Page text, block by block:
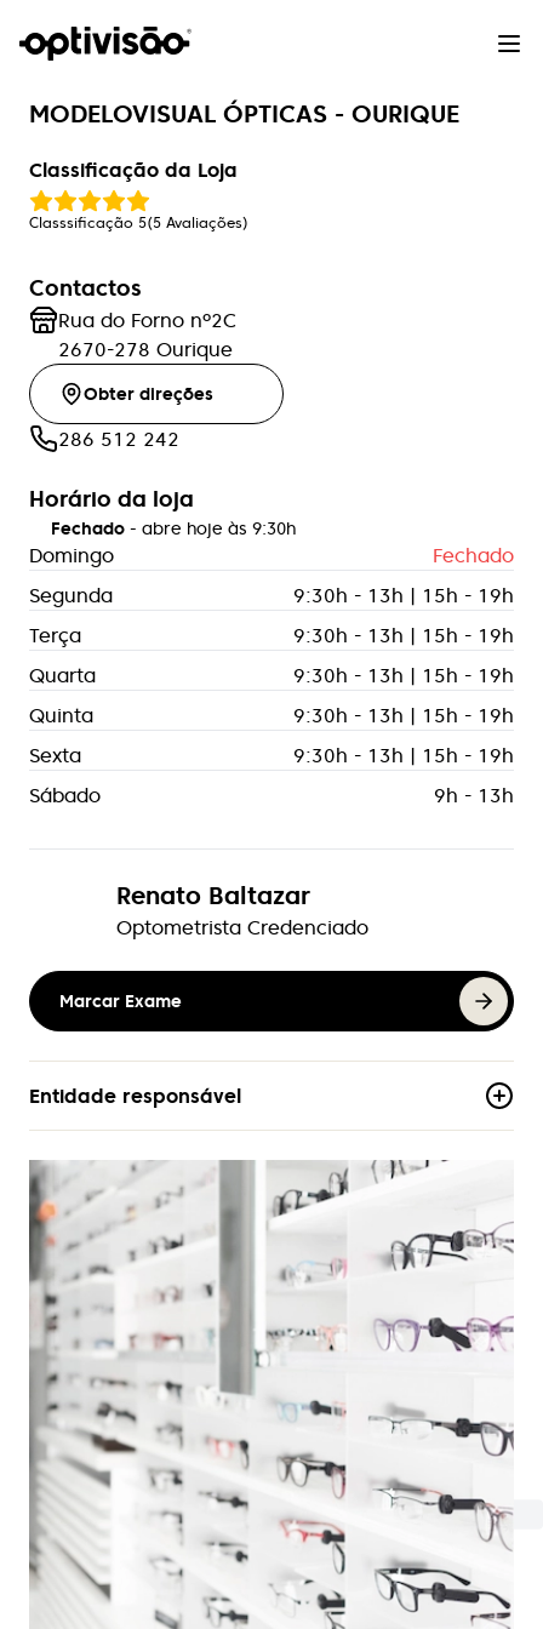
MODELOVISUAL ÓPTICAS - OURIQUE
Classificação da Loja
Classsificação 5(5 Avaliações)
Contactos
Rua do Forno nº2C
2670-278 Ourique
Obter direções
286 512 242
Horário da loja
Fechado - abre hoje às 9:30h
Domingo
Fechado
Segunda
9:30h - 13h | 15h - 19h
Terça
9:30h - 13h | 15h - 19h
Quarta
9:30h - 13h | 15h - 19h
Quinta
9:30h - 13h | 15h - 19h
Sexta
9:30h - 13h | 15h - 19h
Sábado
9h - 13h
Renato Baltazar
Optometrista Credenciado
Marcar Exame
Entidade responsável